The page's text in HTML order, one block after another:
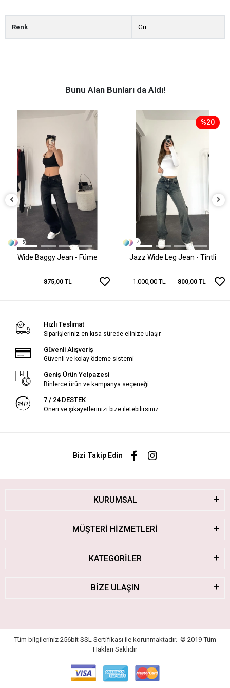
Renk Gri
Bunu Alan Bunları da Aldı!
+ 5
Wide Baggy Jean - Füme
875,00 TL
%20
+ 4
Jazz Wide Leg Jean - Tintli
1.000,00 TL 800,00 TL
Hızlı Teslimat
Siparişleriniz en kısa sürede elinize ulaşır.
Güvenli Alışveriş
Güvenli ve kolay ödeme sistemi
Geniş Ürün Yelpazesi
Binlerce ürün ve kampanya seçeneği
7 / 24 DESTEK
Öneri ve şikayetlerinizi bize iletebilirsiniz.
Bizi Takip Edin
KURUMSAL
MÜŞTERİ HİZMETLERİ
KATEGORİLER
BİZE ULAŞIN
Tüm bilgileriniz 256bit SSL Sertifikası ile korunmaktadır. © 2019 Tüm
Hakları Saklıdır